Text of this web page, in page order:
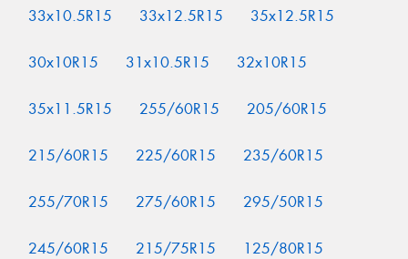
33x10.5R15 33x12.5R15 35x12.5R15
30x10R15 31x10.5R15 32x10R15
35x11.5R15 255/60R15 205/60R15
215/60R15 225/60R15 235/60R15
255/70R15 275/60R15 295/50R15
245/60R15 215/75R15 125/80R15